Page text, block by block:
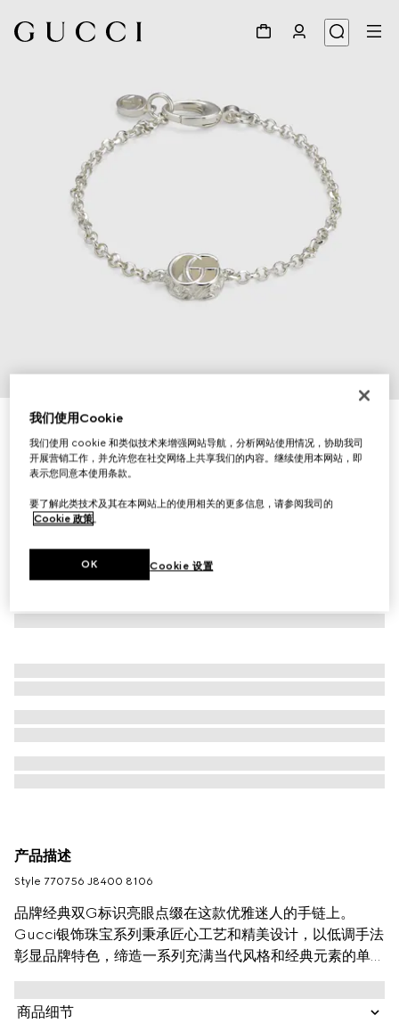
GG Marmont系列手链
A$550
产品描述
Style ‎770756 J8400 8106
品牌经典双G标识亮眼点缀在这款优雅迷人的手链上。
Gucci银饰珠宝系列秉承匠心工艺和精美设计，以低调手法
彰显品牌特色，缔造一系列充满当代风格和经典元素的单
品。
商品细节
我们使用Cookie
我们使用 cookie 和类似技术来增强网站导航，分析网站使用情况，协助我司
开展营销工作，并允许您在社交网络上共享我们的内容。继续使用本网站，即
表示您同意本使用条款。
要了解此类技术及其在本网站上的使用相关的更多信息，请参阅我司的
Cookie 政策。
Cookie 设置
OK